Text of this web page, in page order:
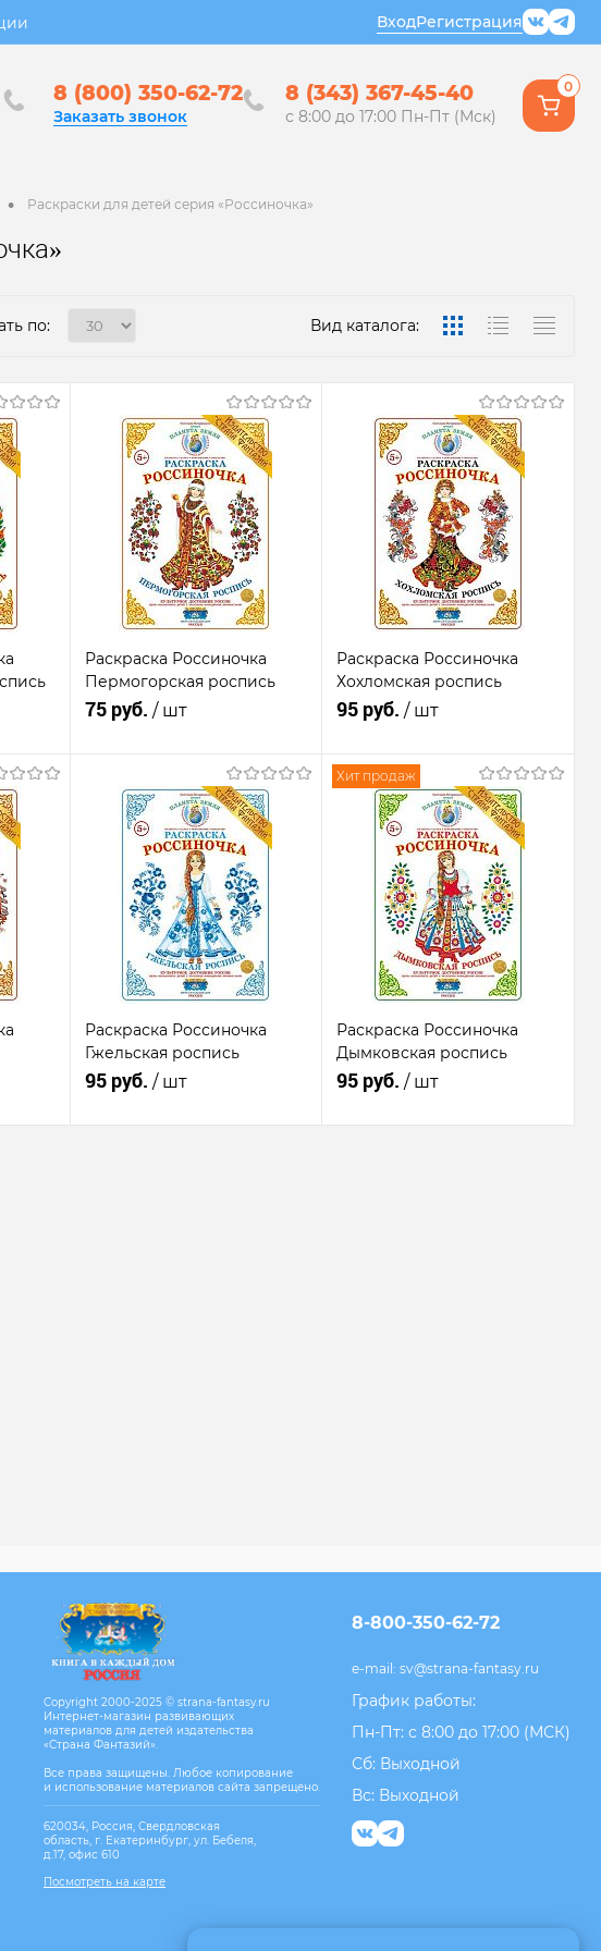
ВходРегистрация
8 (800) 350-62-72
Заказать звонок
8 (343) 367-45-40
с 8:00 до 17:00 Пн-Пт (Мск)
0
• Раскраски для детей серия «Россиночка»
по: Вид каталога:
Раскраска Россиночка
Пермогорская роспись
75 руб. / шт
В корзину
Купить в 1
К
сравнению
избранное
В
наличии
Раскраска Россиночка
Хохломская роспись
95 руб./ шт
В корзину
Купить в 1
К
сравнению
избранное
В
наличии
Раскраска Россиночка
Гжельская роспись
95 руб. / шт
Хит продаж
Раскраска Россиночка
Дымковская роспись
95 руб./ шт
Copyright 2000-2025 © strana-fantasy.ru
Интернет-магазин развивающих
материалов для детей издательства
«Страна Фантазий».
Все права защищены. Любое копирование
и использование материалов сайта запрещено.
620034, Россия, Свердловская
область, г. Екатеринбург, ул. Бебеля,
д.17, офис 610
Посмотреть на карте
8-800-350-62-72
e-mail: sv@strana-fantasy.ru
График работы:
Пн-Пт: с 8:00 до 17:00 (МСК)
Сб: Выходной
Вс: Выходной